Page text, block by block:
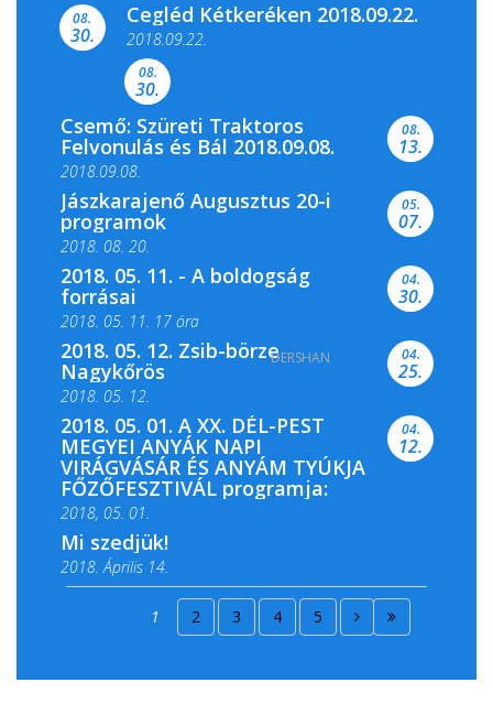
Színes és tartalmas programokkal várja a
Csemői Községi Könyvtár és...
08.
30.
Cegléd Kétkeréken 2018.09.22.
2018.09.22.
08.
30.
Csemő: Szüreti Traktoros
Felvonulás és Bál 2018.09.08.
2018.09.08.
08.
13.
Jászkarajenő Augusztus 20-i
programok
2018. 08. 20.
05.
07.
2018. 05. 11. - A boldogság
forrásai
2018. 05. 11. 17 óra
2018. 05. 11. 19 óra
04.
30.
2018. 05. 12. Zsib-börze
Nagykőrös
2018. 05. 12.
04.
25.
2018. 05. 01. A XX. DÉL-PEST
MEGYEI ANYÁK NAPI
VIRÁGVÁSÁR ÉS ANYÁM TYÚKJA
FŐZŐFESZTIVÁL programja:
2018, 05. 01.
04.
12.
Mi szedjük!
2018. Április 14.
2018. Április 15.
1 2 3 4 5
DERSHAN